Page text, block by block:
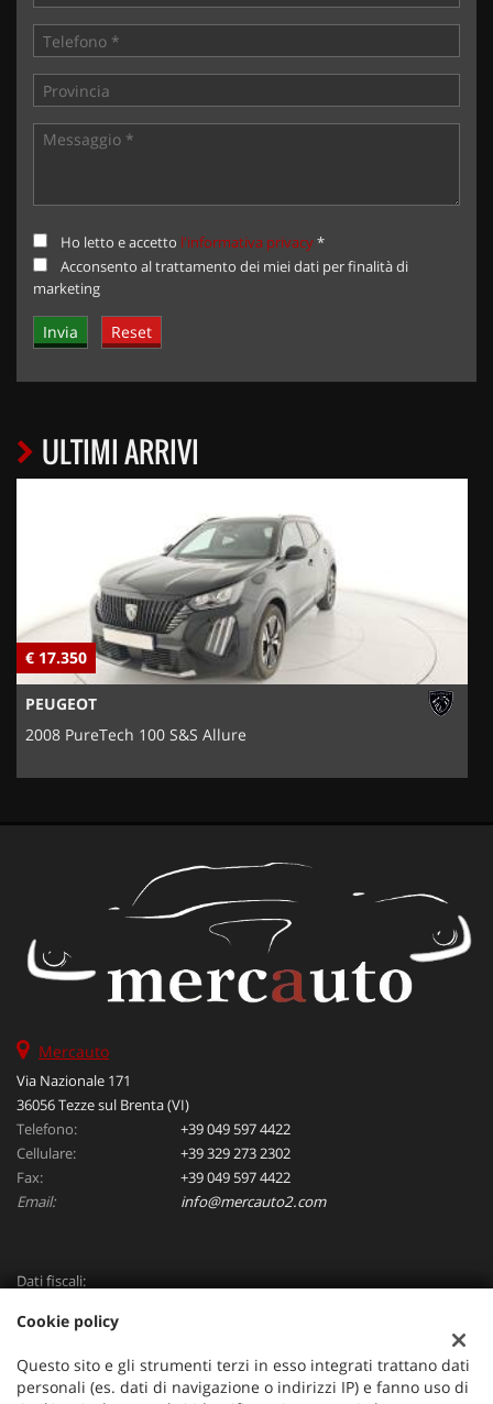
Ho letto e accetto l'informativa privacy*
Acconsento al trattamento dei miei dati per finalità di
marketing
ULTIMI ARRIVI
€ 17.350
PEUGEOT
2008 PureTech 100 S&S Allure
Mercauto
Via Nazionale 171
36056 Tezze sul Brenta (VI)
Telefono:
+39 049 597 4422
Cellulare:
+39 329 273 2302
Fax:
+39 049 597 4422
Email:
info@mercauto2.com
Dati fiscali:
Via Nazionale, 171 PD - 36056 Tezze sul Brenta
Registro delle imprese:PD
Cookie policy
Questo sito e gli strumenti terzi in esso integrati trattano dati
personali (es. dati di navigazione o indirizzi IP) e fanno uso di